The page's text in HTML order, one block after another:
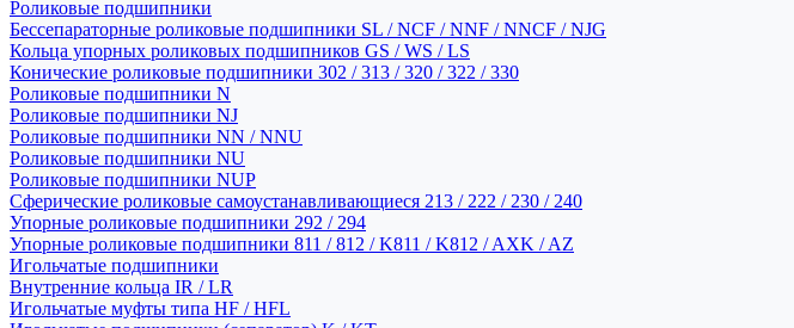
Роликовые подшипники
Бессепараторные роликовые подшипники SL / NCF / NNF / NNCF / NJG
Кольца упорных роликовых подшипников GS / WS / LS
Конические роликовые подшипники 302 / 313 / 320 / 322 / 330
Роликовые подшипники N
Роликовые подшипники NJ
Роликовые подшипники NN / NNU
Роликовые подшипники NU
Роликовые подшипники NUP
Сферические роликовые самоустанавливающиеся 213 / 222 / 230 / 240
Упорные роликовые подшипники 292 / 294
Упорные роликовые подшипники 811 / 812 / K811 / K812 / AXK / AZ
Игольчатые подшипники
Внутренние кольца IR / LR
Игольчатые муфты типа HF / HFL